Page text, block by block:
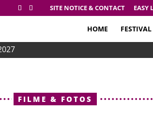
SITE NOTICE & CONTACT EASY
HOME
FILME & FOTOS